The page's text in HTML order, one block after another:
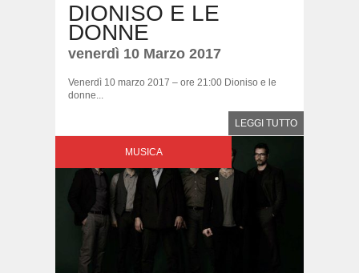
DIONISO E LE
DONNE
venerdì 10 Marzo 2017
Venerdì 10 marzo 2017 – ore 21:00 Dioniso e le
donne...
LEGGI TUTTO
MUSICA